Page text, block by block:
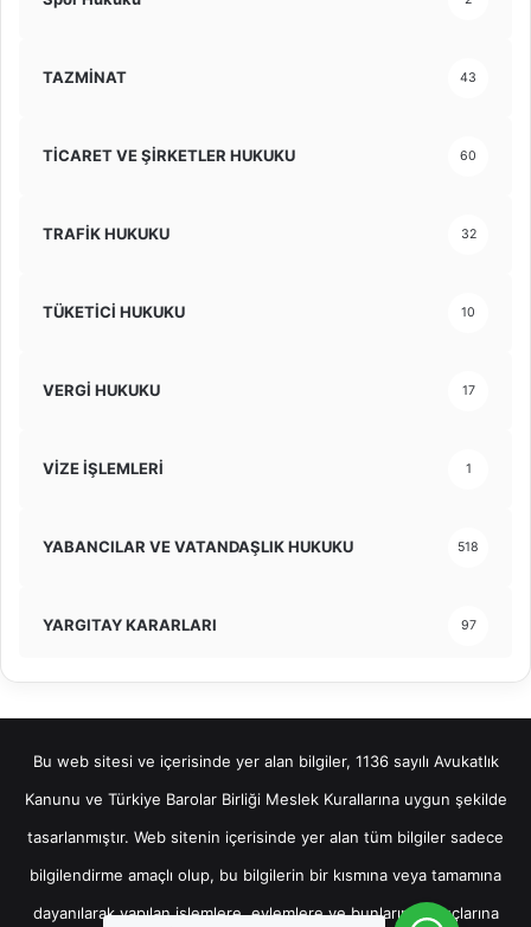
TAZMİNAT 43
TİCARET VE ŞİRKETLER HUKUKU 60
TRAFİK HUKUKU 32
TÜKETİCİ HUKUKU 10
VERGİ HUKUKU 17
VİZE İŞLEMLERİ 1
YABANCILAR VE VATANDAŞLIK HUKUKU 518
YARGITAY KARARLARI 97
Bu web sitesi ve içerisinde yer alan bilgiler, 1136 sayılı Avukatlık
Kanunu ve Türkiye Barolar Birliği Meslek Kurallarına uygun şekilde
tasarlanmıştır. Web sitenin içerisinde yer alan tüm bilgiler sadece
bilgilendirme amaçlı olup, bu bilgilerin bir kısmına veya tamamına
dayanılarak yapılan işlemlere, eylemlere ve bunların sonuçlarına